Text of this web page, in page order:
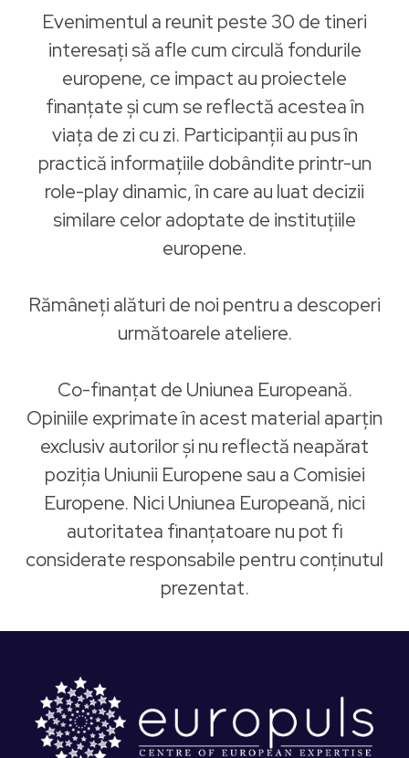
Evenimentul a reunit peste 30 de tineri
interesați să afle cum circulă fondurile
europene, ce impact au proiectele
finanțate și cum se reflectă acestea în
viața de zi cu zi. Participanții au pus în
practică informațiile dobândite printr-un
role-play dinamic, în care au luat decizii
similare celor adoptate de instituțiile
europene.
Rămâneți alături de noi pentru a descoperi
următoarele ateliere.
Co-finanțat de Uniunea Europeană.
Opiniile exprimate în acest material aparțin
exclusiv autorilor și nu reflectă neapărat
poziția Uniunii Europene sau a Comisiei
Europene. Nici Uniunea Europeană, nici
autoritatea finanțatoare nu pot fi
considerate responsabile pentru conținutul
prezentat.